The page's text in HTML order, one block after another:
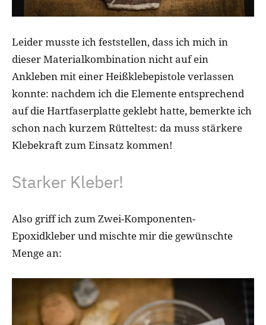
Leider musste ich feststellen, dass ich mich in
dieser Materialkombination nicht auf ein
Ankleben mit einer Heißklebepistole verlassen
konnte: nachdem ich die Elemente entsprechend
auf die Hartfaserplatte geklebt hatte, bemerkte ich
schon nach kurzem Rütteltest: da muss stärkere
Klebekraft zum Einsatz kommen!
Starker Kleber!
Also griff ich zum Zwei-Komponenten-
Epoxidkleber und mischte mir die gewünschte
Menge an: